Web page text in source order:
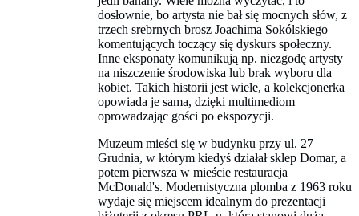
dosłownie, bo artysta nie bał się mocnych słów, z
trzech srebrnych brosz Joachima Sokólskiego
komentujących toczący się dyskurs społeczny.
Inne eksponaty komunikują np. niezgodę artysty
na niszczenie środowiska lub brak wyboru dla
kobiet. Takich historii jest wiele, a kolekcjonerka
opowiada je sama, dzięki multimediom
oprowadzając gości po ekspozycji.
Muzeum mieści się w budynku przy ul. 27
Grudnia, w którym kiedyś działał sklep Domar, a
potem pierwsza w mieście restauracja
McDonald's. Modernistyczna plomba z 1963 roku
wydaje się miejscem idealnym do prezentacji